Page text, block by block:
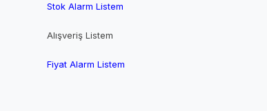
Stok Alarm Listem
Alışveriş Listem
Fiyat Alarm Listem